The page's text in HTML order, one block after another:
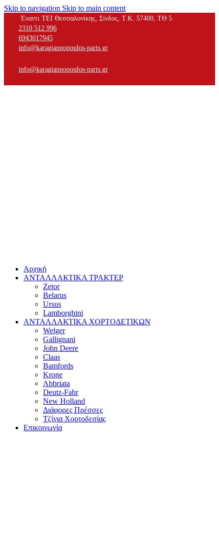
Skip to navigation Skip to main content
Έναντι ΤΕΙ Θεσσαλονίκης, Σίνδος, Τ.Κ. 57400, ΤΘ 5
2310 512 996
6943017945
info@karagiannopoulos-parts.gr
info@karagiannopoulos-parts.gr
Αρχική
ΑΝΤΑΛΛΑΚΤΙΚΑ ΤΡΑΚΤΕΡ
Zetor
Belarus
Ursus
Lamborghini
ΑΝΤΑΛΛΑΚΤΙΚΑ ΧΟΡΤΟΔΕΤΙΚΩΝ
Welger
Gallignani
John Deere
Claas
Bamfords
Krone
Abbriata
Deutz-Fahr
New Holland
Διάφορες Πρέσσες
Τζίνια Χορτοδεσίας
Επικοινωνία